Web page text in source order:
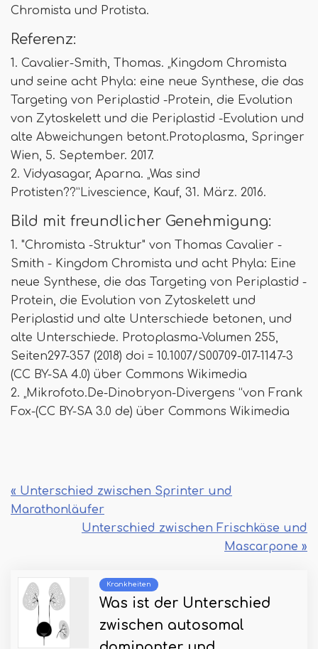
Chromista und Protista.
Referenz:
1. Cavalier-Smith, Thomas. „Kingdom Chromista
und seine acht Phyla: eine neue Synthese, die das
Targeting von Periplastid -Protein, die Evolution
von Zytoskelett und die Periplastid -Evolution und
alte Abweichungen betont.Protoplasma, Springer
Wien, 5. September. 2017.
2. Vidyasagar, Aparna. „Was sind
Protisten??”Livescience, Kauf, 31. März. 2016.
Bild mit freundlicher Genehmigung:
1. "Chromista -Struktur" von Thomas Cavalier -
Smith - Kingdom Chromista und acht Phyla: Eine
neue Synthese, die das Targeting von Periplastid -
Protein, die Evolution von Zytoskelett und
Periplastid und alte Unterschiede betonen, und
alte Unterschiede. Protoplasma-Volumen 255,
Seiten297-357 (2018) doi = 10.1007/S00709-017-1147-3
(CC BY-SA 4.0) über Commons Wikimedia
2. „Mikrofoto.De-Dinobryon-Divergens “von Frank
Fox-(CC BY-SA 3.0 de) über Commons Wikimedia
« Unterschied zwischen Sprinter und
Marathonläufer
Unterschied zwischen Frischkäse und
Mascarpone »
Krankheiten
Was ist der Unterschied
zwischen autosomal